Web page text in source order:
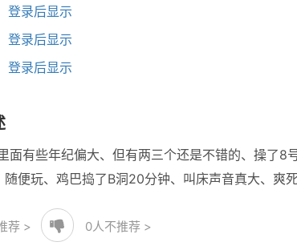
登录后显示
登录后显示
登录后显示
面有些年纪偏大、但有两三个还是不错的、操了8
随便玩、鸡巴捣了B洞20分钟、叫床声音真大、爽
荐 > 0人不推荐 >